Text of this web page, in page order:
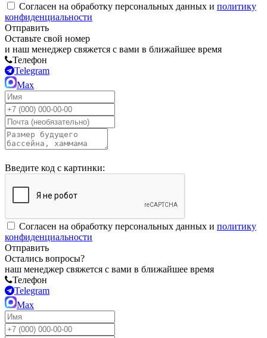
Согласен на обработку персональных данных и политику
конфиденциальности
Отправить
Оставьте свой номер
и наш менеджер свяжется с вами в ближайшее время
Телефон
Telegram
Max
Введите код с картинки:
Согласен на обработку персональных данных и политику
конфиденциальности
Отправить
Остались вопросы?
наш менеджер свяжется с вами в ближайшее время
Телефон
Telegram
Max